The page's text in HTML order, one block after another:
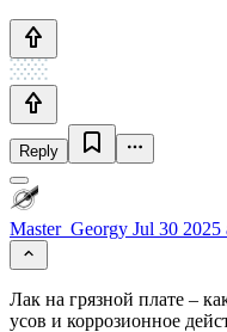
Reply
Master_Georgy Jul 30 2025
Лак на грязной плате –
усов и коррозионное